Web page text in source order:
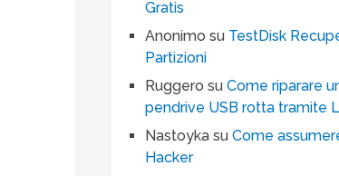
Gratis
Anonimo su TestDisk
Partizioni
Ruggero suCome riparare
pendrive USB rotta tramite
Nastoyka suCome
Hacker